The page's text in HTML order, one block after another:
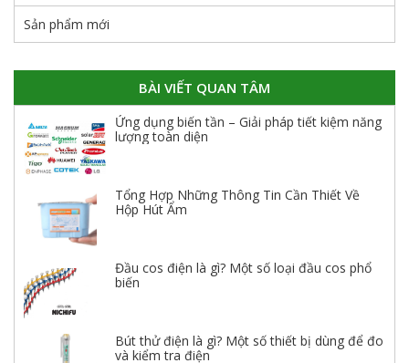
Sản phẩm mới
BÀI VIẾT QUAN TÂM
Ứng dụng biến tần – Giải pháp tiết kiệm năng
lượng toàn diện
Tổng Hợp Những Thông Tin Cần Thiết Về
Hộp Hút Ẩm
Đầu cos điện là gì? Một số loại đầu cos phổ
biến
Bút thử điện là gì? Một số thiết bị dùng để đo
và kiểm tra điện